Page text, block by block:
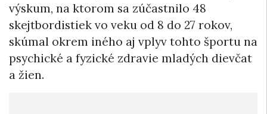
výskum, na ktorom sa zúčastnilo 48
skejtbordistiek vo veku od 8 do 27 rokov,
skúmal okrem iného aj vplyv tohto športu na
psychické a fyzické zdravie mladých dievčat
a žien.